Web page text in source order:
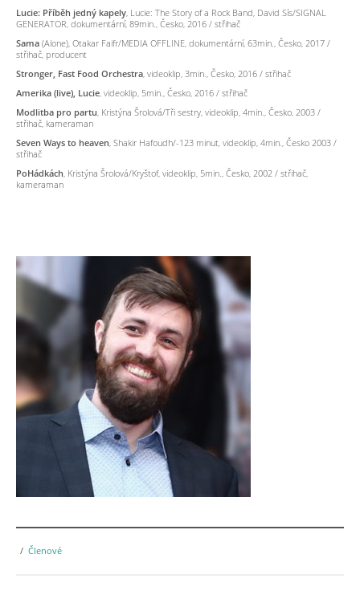
Lucie: Příběh jedný kapely, Lucie: The Story of a Rock Band, David Sís/SIGNAL
GENERATOR, dokumentární, 89min., Česko, 2016 / střihač
Sama (Alone), Otakar Faifr/MEDIA OFFLINE, dokumentární, 63min., Česko, 2017 /
střihač, producent
Stronger, Fast Food Orchestra, videoklip, 3min., Česko, 2016 / střihač
Amerika (live), Lucie, videoklip, 5min., Česko, 2016 / střihač
Modlitba pro partu, Kristýna Šrolová/Tři sestry, videoklip, 4min., Česko, 2003 /
střihač, kameraman
Seven Ways to heaven, Shakir Hafoudh/-123 minut, videoklip, 4min., Česko 2003 /
střihač
PoHádkách, Kristýna Šrolová/Kryštof, videoklip, 5min., Česko, 2002 / střihač,
kameraman
Členové